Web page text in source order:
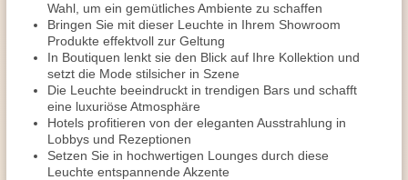
Wahl, um ein gemütliches Ambiente zu schaffen
Bringen Sie mit dieser Leuchte in Ihrem Showroom
Produkte effektvoll zur Geltung
In Boutiquen lenkt sie den Blick auf Ihre Kollektion und
setzt die Mode stilsicher in Szene
Die Leuchte beeindruckt in trendigen Bars und schafft
eine luxuriöse Atmosphäre
Hotels profitieren von der eleganten Ausstrahlung in
Lobbys und Rezeptionen
Setzen Sie in hochwertigen Lounges durch diese
Leuchte entspannende Akzente